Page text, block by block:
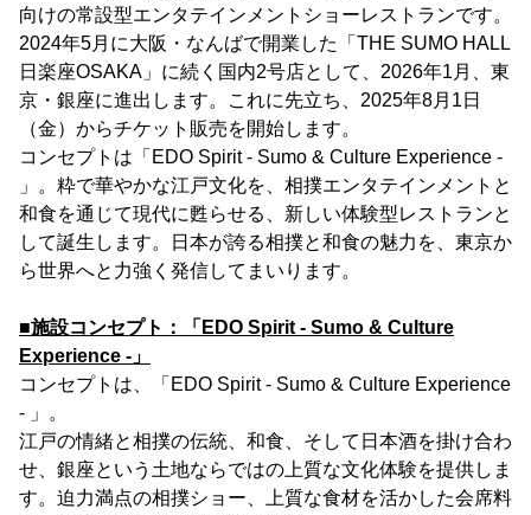
向けの常設型エンタテインメントショーレストランです。
2024年5月に大阪・なんばで開業した「THE SUMO HALL
日楽座OSAKA」に続く国内2号店として、2026年1月、東
京・銀座に進出します。これに先立ち、2025年8月1日
（金）からチケット販売を開始します。
コンセプトは「EDO Spirit - Sumo & Culture Experience -
」。粋で華やかな江戸文化を、相撲エンタテインメントと
和食を通じて現代に甦らせる、新しい体験型レストランと
して誕生します。日本が誇る相撲と和食の魅力を、東京か
ら世界へと力強く発信してまいります。
■施設コンセプト：「EDO Spirit - Sumo & Culture
Experience -」
コンセプトは、「EDO Spirit - Sumo & Culture Experience
- 」。
江戸の情緒と相撲の伝統、和食、そして日本酒を掛け合わ
せ、銀座という土地ならではの上質な文化体験を提供しま
す。迫力満点の相撲ショー、上質な食材を活かした会席料